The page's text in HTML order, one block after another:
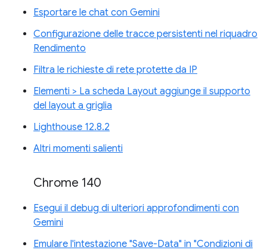
Esportare le chat con Gemini
Configurazione delle tracce persistenti nel riquadro
Rendimento
Filtra le richieste di rete protette da IP
Elementi > La scheda Layout aggiunge il supporto
del layout a griglia
Lighthouse 12.8.2
Altri momenti salienti
Chrome 140
Esegui il debug di ulteriori approfondimenti con
Gemini
Emulare l'intestazione "Save-Data" in "Condizioni di